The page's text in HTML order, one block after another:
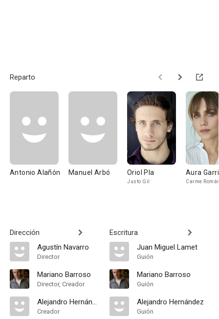
Reparto
Antonio Alañón Manuel Arbó Oriol Pla
Justo Gil
Aura
Carme
Dirección
Agustín Navarro
Director
Mariano Barroso
Director, Creador
Alejandro Hernández
Creador
Escritura
Juan Miguel Lamet
Guión
Mariano Barroso
Guión
Alejandro Hernández
Guión